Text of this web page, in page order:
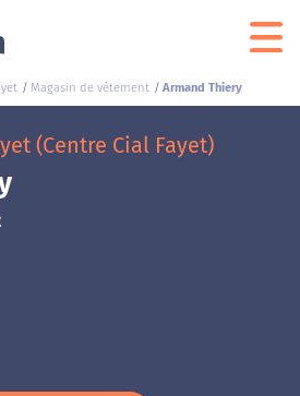
Magasin de vêtement Armand Thiery
(Centre Cial Fayet)